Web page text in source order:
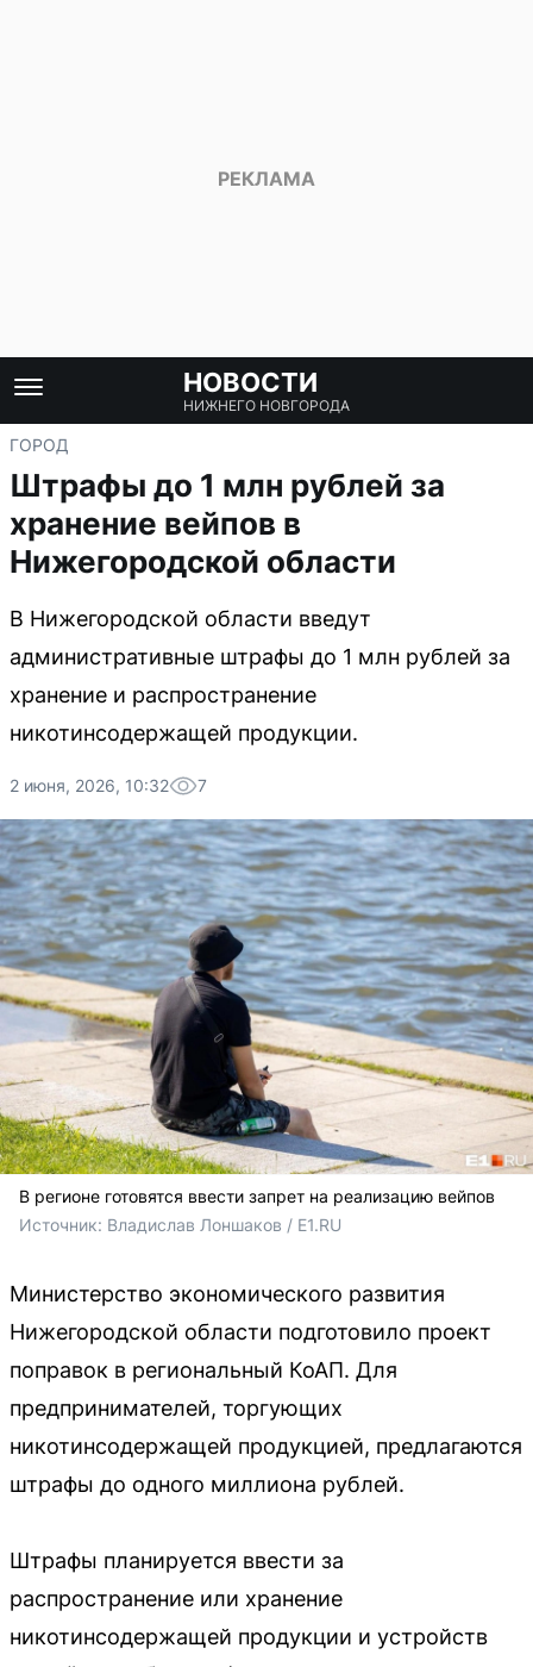
НОВОСТИ
НИЖНЕГО НОВГОРОДА
ГОРОД
Штрафы до 1 млн рублей за
хранение вейпов в
Нижегородской области
В Нижегородской области введут
административные штрафы до 1 млн рублей за
хранение и распространение
никотинсодержащей продукции.
2 июня, 2026, 10:32 7
В регионе готовятся ввести запрет на реализацию вейпов
Источник: Владислав Лоншаков / E1.RU
Министерство экономического развития
Нижегородской области подготовило проект
поправок в региональный КоАП. Для
предпринимателей, торгующих
никотинсодержащей продукцией, предлагаются
штрафы до одного миллиона рублей.
Штрафы планируется ввести за
распространение или хранение
никотинсодержащей продукции и устройств